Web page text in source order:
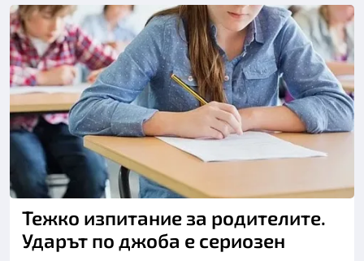
Тежко изпитание за родителите.
Ударът по джоба е сериозен